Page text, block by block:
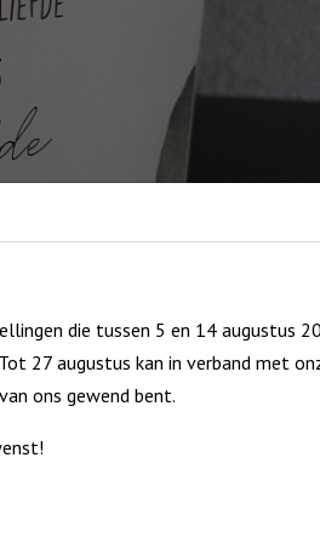
die tussen 5 en 14 augustus
27 augustus kan in verband met
ons gewend bent.